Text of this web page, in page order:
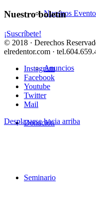
Nuestros
Anuncios
Donación
Seminario
Nuestro boletín
¡Suscríbete!
© 2018 · Derechos
elredentor.com ·
Instagram
Facebook
Youtube
Twitter
Mail
Desplazarse hacia arriba